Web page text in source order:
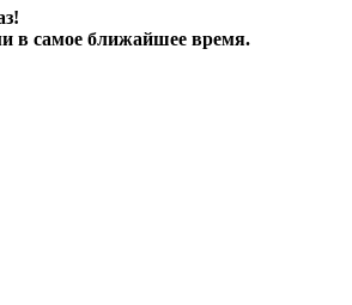
в самое ближайшее время.